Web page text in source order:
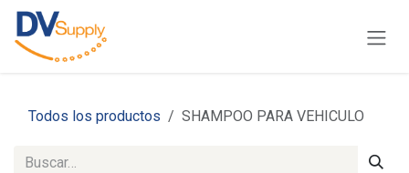
Ir al contenido
Todos los productos SHAMPOO PARA VEHICULO